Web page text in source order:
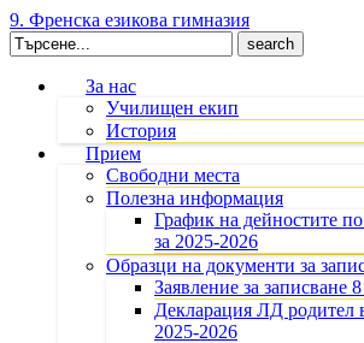
9. Френска езикова гимназия
Search
for:
За нас
Училищен екип
История
Прием
Свободни места
Полезна информация
График на дейностите
за 2025-2026
Образци на документи за
Заявление за записване
Декларация ЛД родител
2025-2026